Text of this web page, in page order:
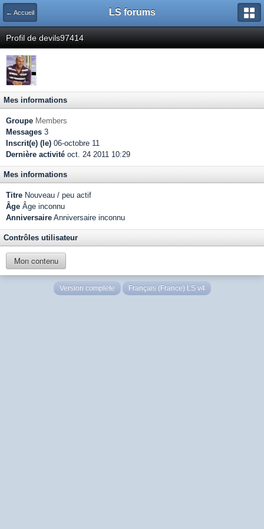
← Accueil LS forums
Profil de devils97414
Mes informations
Groupe Members
Messages 3
Inscrit(e) (le) 06-octobre 11
Dernière activité oct. 24 2011 10:29
Mes informations
Titre Nouveau / peu actif
Âge Âge inconnu
Anniversaire Anniversaire inconnu
Contrôles utilisateur
Mon contenu
Version complète Français (France) LS v4